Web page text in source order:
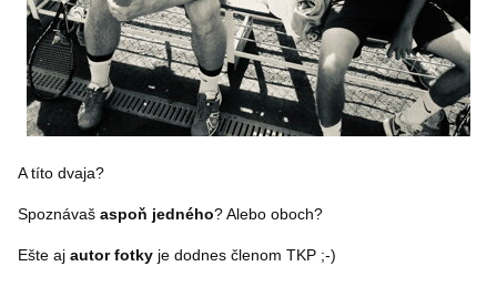
A títo dvaja?
Spoznávaš aspoň jedného? Alebo oboch?
Ešte aj autor fotky je dodnes členom TKP ;-)